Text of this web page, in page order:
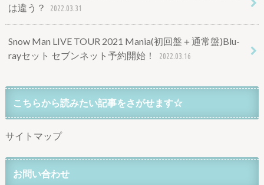
は違う？
2022.03.31
Snow Man LIVE TOUR 2021 Mania(初回盤＋通常盤)Blu-
rayセット セブンネット予約開始！
2022.03.16
こちらから読みたい記事をさがせます☆
サイトマップ
お問い合わせ